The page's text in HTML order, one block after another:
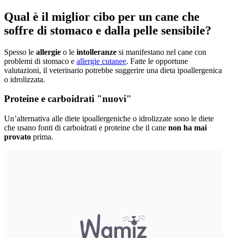
Qual è il miglior cibo per un cane che
soffre di stomaco e dalla pelle sensibile?
Spesso le allergie o le intolleranze si manifestano nel cane con
problemi di stomaco e allergie cutanee. Fatte le opportune
valutazioni, il veterinario potrebbe suggerire una dieta ipoallergenica
o idrolizzata.
Proteine e carboidrati "nuovi"
Un’alternativa alle diete ipoallergeniche o idrolizzate sono le diete
che usano fonti di carboidrati e proteine che il cane non ha mai
provato prima.